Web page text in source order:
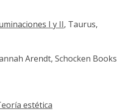
I y II, Taurus,
Arendt, Schocken Books
estética